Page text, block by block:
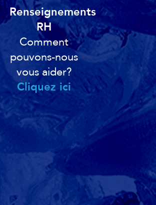
Renseignements
RH
Comment
pouvons-nous
vous aider?
Cliquez ici